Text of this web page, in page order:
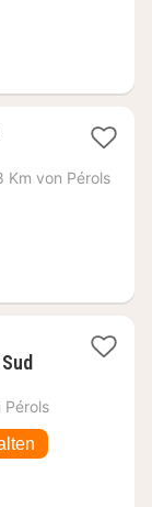
Km von Pérols
Pérols